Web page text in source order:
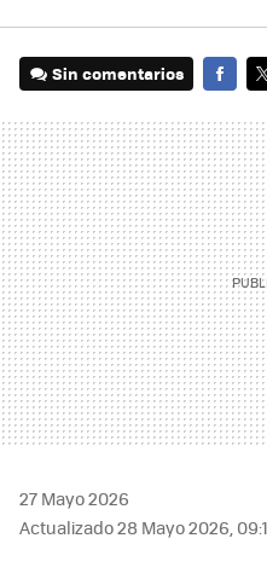
Sin comentarios
27 Mayo 2026
Actualizado 28 Mayo 2026,